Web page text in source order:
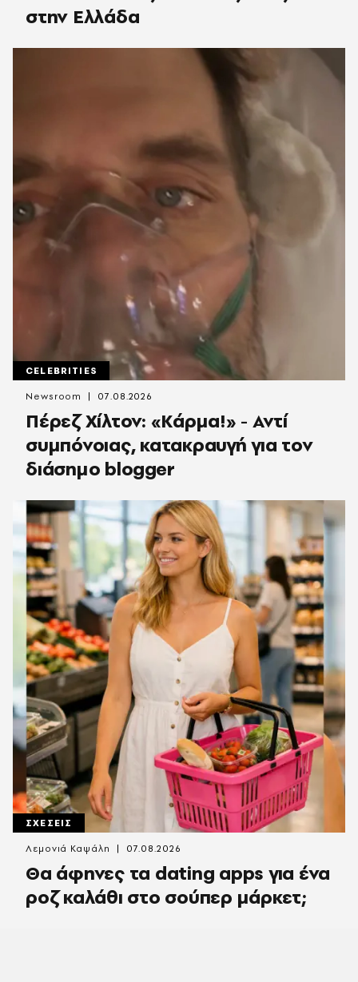
στην Ελλάδα
CELEBRITIES
Πέρεζ Χίλτον: «Κάρμα!» - Αντί
συμπόνοιας, κατακραυγή για τον
διάσημο blogger
Newsroom 07.08.2026
ΣΧΕΣΕΙΣ
Θα άφηνες τα dating apps για ένα
ροζ καλάθι στο σούπερ μάρκετ;
Λεμονιά Καψάλη 07.08.2026